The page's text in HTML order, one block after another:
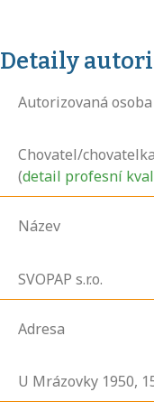
Detaily
Autorizovaná
Chovatel/
(detail profesní
Název
SVOPAP s.r.o.
Adresa
U Mrázovky 1950,